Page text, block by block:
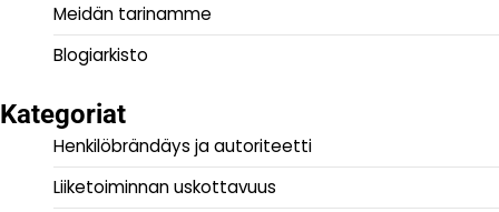
Meidän tarinamme
Blogiarkisto
Kategoriat
Henkilöbrändäys ja autoriteetti
Liiketoiminnan uskottavuus